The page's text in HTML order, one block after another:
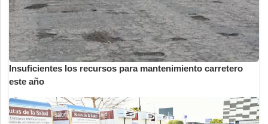
Insuficientes los recursos para mantenimiento carretero
este año